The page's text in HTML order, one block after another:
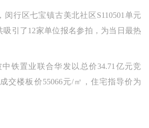
行区七宝镇古美北社区S110501单元
吸引了12家单位报名参拍，为当日最热
置业联合华发以总价34.71亿元竞
交楼板价55066元/㎡，住宅指导价为